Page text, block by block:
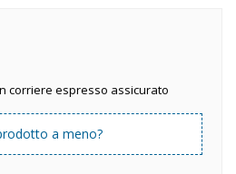
corriere espresso assicurato
a meno?